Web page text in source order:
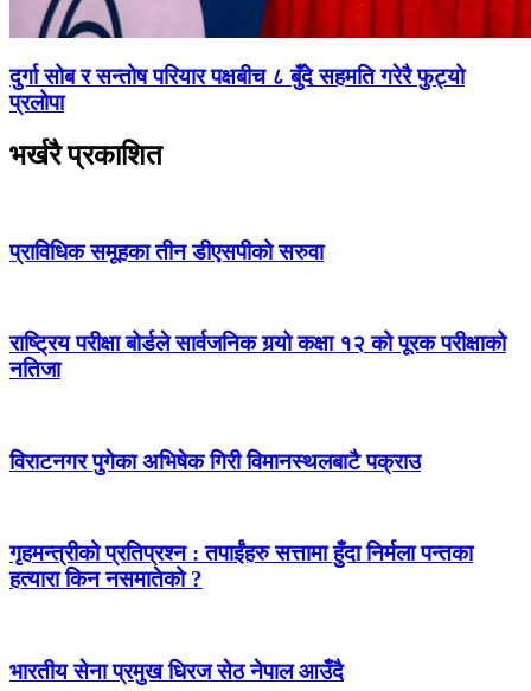
दुर्गा सोब र सन्तोष परियार पक्षबीच ८ बुँदे सहमति गरेरै फुट्यो
प्रलोपा
भर्खरै प्रकाशित
प्राविधिक समूहका तीन डीएसपीको सरुवा
राष्ट्रिय परीक्षा बोर्डले सार्वजनिक गर्‍यो कक्षा १२ को पूरक परीक्षाको
नतिजा
विराटनगर पुगेका अभिषेक गिरी विमानस्थलबाटै पक्राउ
गृहमन्त्रीको प्रतिप्रश्न : तपाईंहरु सत्तामा हुँदा निर्मला पन्तका
हत्यारा किन नसमातेको ?
भारतीय सेना प्रमुख धिरज सेठ नेपाल आउँदै